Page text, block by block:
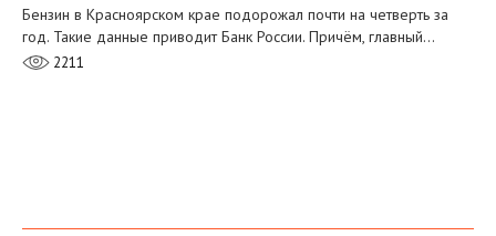
Бензин в Красноярском крае подорожал почти на четверть за
год. Такие данные приводит Банк России. Причём, главный…
2211